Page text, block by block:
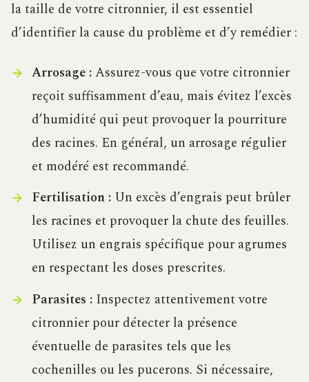
la taille de votre citronnier, il est essentiel
d’identifier la cause du problème et d’y remédier :
Arrosage :Assurez-vous que votre citronnier
reçoit suffisamment d’eau, mais évitez l’excès
d’humidité qui peut provoquer la pourriture
des racines. En général, un arrosage régulier
et modéré est recommandé.
Fertilisation :Un excès d’engrais peut brûler
les racines et provoquer la chute des feuilles.
Utilisez un engrais spécifique pour agrumes
en respectant les doses prescrites.
Parasites :Inspectez attentivement votre
citronnier pour détecter la présence
éventuelle de parasites tels que les
cochenilles ou les pucerons. Si nécessaire,